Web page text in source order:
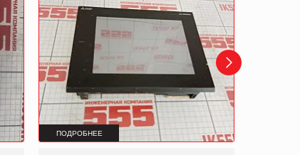
ПОДРОБНЕЕ